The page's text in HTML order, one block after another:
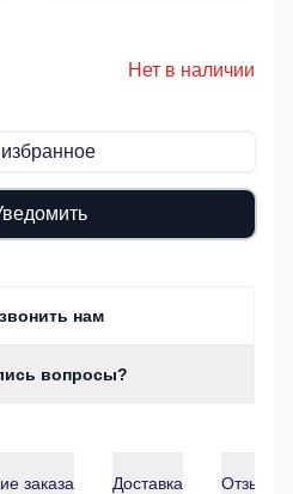
Нет в наличии
нам
вопросы?
заказа Доставка Отзывы